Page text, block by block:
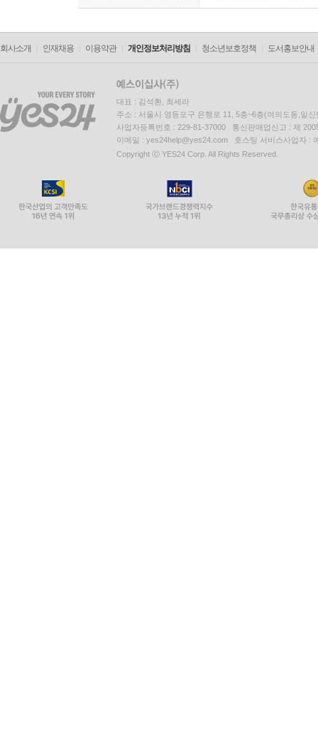
회사소개 인재채용 이용약관 개인정보처리방침 청소년보호정책 도서홍보안내
대표 : 김석환, 최세라
주소 : 서울시 영등포구 은행로 11, 5층~6층(여의도동,일신
사업자등록번호 : 229-81-37000 통신판매업신고 : 제
이메일 : yes24help@yes24.com 호스팅 서비스사업자 :
Copyright ⓒ YES24 Corp. All Rights Reserved.